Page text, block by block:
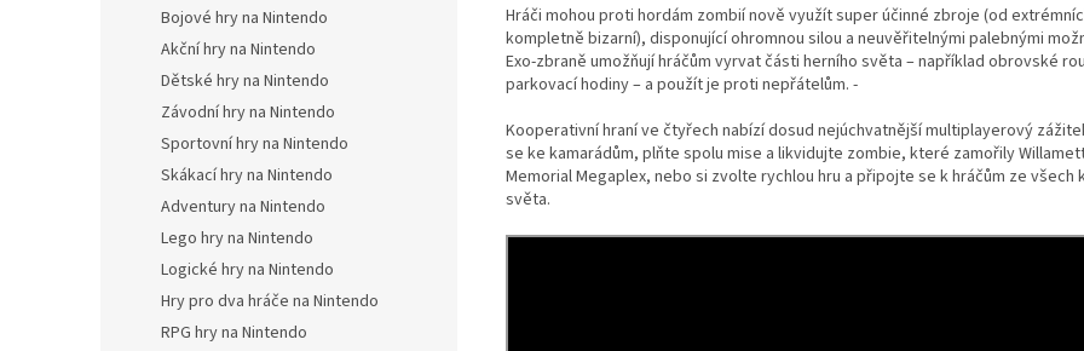
Bojové hry na Nintendo
Akční hry na Nintendo
Dětské hry na Nintendo
Závodní hry na Nintendo
Sportovní hry na Nintendo
Skákací hry na Nintendo
Adventury na Nintendo
Lego hry na Nintendo
Logické hry na Nintendo
Hry pro dva hráče na Nintendo
RPG hry na Nintendo
Hráči mohou proti hordám zombií nově využít super účinné zbroje (od
kompletně bizarní), disponující ohromnou silou a neuvěřitelnými palebnými
Exo-zbraně umožňují hráčům vyrvat části herního světa – například obrovské
parkovací hodiny – a použít je proti nepřátelům. -
Kooperativní hraní ve čtyřech nabízí dosud nejúchvatnější multiplayerový
se ke kamarádům, plňte spolu mise a likvidujte zombie, které zamořily
Memorial Megaplex, nebo si zvolte rychlou hru a připojte se k hráčům ze všech
světa.